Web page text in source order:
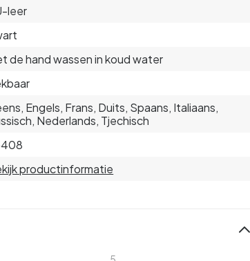
leer
de hand wassen in koud water
Engels, Frans, Duits, Spaans, Italiaans,
Nederlands, Tjechisch
productinformatie